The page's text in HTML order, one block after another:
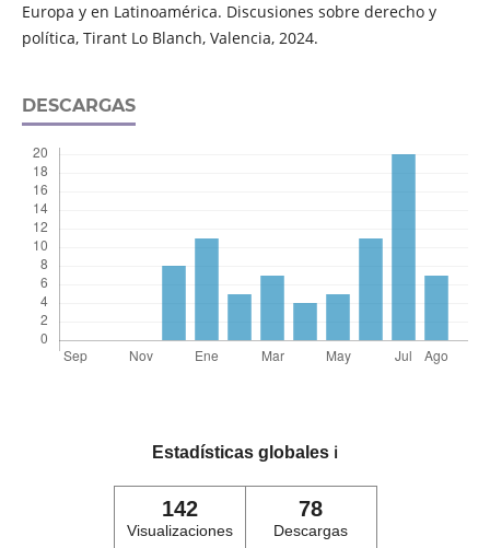
Europa y en Latinoamérica. Discusiones sobre derecho y
política, Tirant Lo Blanch, Valencia, 2024.
DESCARGAS
Estadísticas globales ℹ️
142
Visualizaciones
78
Descargas